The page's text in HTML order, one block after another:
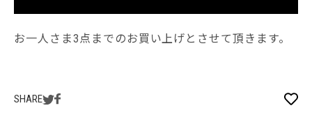
お一人さま3点までのお買い上げとさせて頂きます。
SHARE